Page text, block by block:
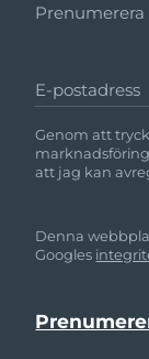
Prenumerera
E-postadress
Genom att
att jag kan
Denna
Googles